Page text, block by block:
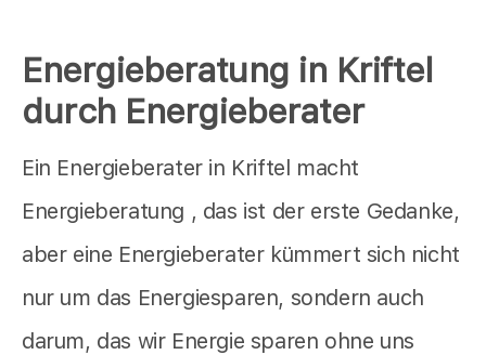
Energieberatung in Kriftel
durch Energieberater
Ein Energieberater in Kriftel macht
Energieberatung , das ist der erste Gedanke,
aber eine Energieberater kümmert sich nicht
nur um das Energiesparen, sondern auch
darum, das wir Energie sparen ohne uns